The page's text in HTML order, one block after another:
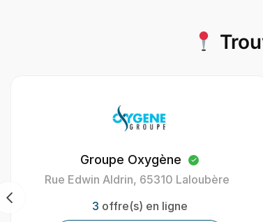
Oxygène Intérim Carcassonne
40 Av. Henri Gout, 11000 Carcassonne,